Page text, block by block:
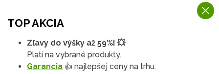
Novinky
TOP AKCIA
Zľavy do výšky až 59%! 💥
Platí na vybrané produkty.
Garancia 👍 najlepšej ceny na trhu.
Viac informácií
Na našich webových stránkach používame niekoľko kategórií
Rozumiem